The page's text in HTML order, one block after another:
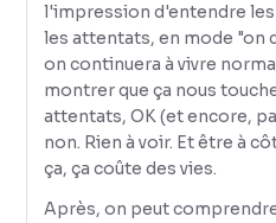
l'impression d'entendre
les attentats, en mode "on
on continuera à vivre
montrer que ça nous
attentats, OK (et encore,
non. Rien à voir. Et être à
ça, ça coûte des vies.
Après, on peut